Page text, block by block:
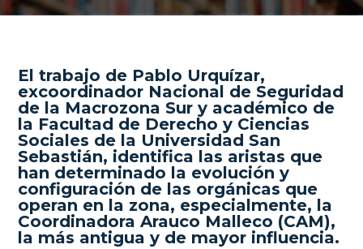
El trabajo de Pablo Urquízar,
excoordinador Nacional de Seguridad
de la Macrozona Sur y académico de
la Facultad de Derecho y Ciencias
Sociales de la Universidad San
Sebastián, identifica las aristas que
han determinado la evolución y
configuración de las orgánicas que
operan en la zona, especialmente, la
Coordinadora Arauco Malleco (CAM),
la más antigua y de mayor influencia.